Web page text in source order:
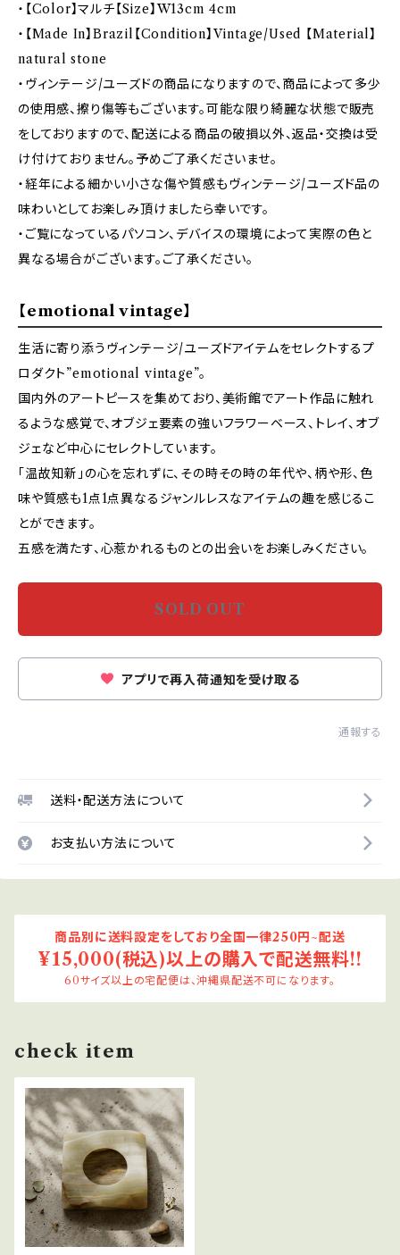
・【Color】マルチ【Size】W13cm 4cm
・【Made In】Brazil【Condition】Vintage/Used 【Material】
natural stone
・ヴィンテージ/ユーズドの商品になりますので、商品によって多少
の使用感、擦り傷等もございます。可能な限り綺麗な状態で販売
をしておりますので、配送による商品の破損以外、返品・交換は受
け付けておりません。予めご了承くださいませ。
・経年による細かい小さな傷や質感もヴィンテージ/ユーズド品の
味わいとしてお楽しみ頂けましたら幸いです。
・ご覧になっているパソコン、デバイスの環境によって実際の色と
異なる場合がございます。ご了承ください。
【emotional vintage】
生活に寄り添うヴィンテージ/ユーズドアイテムをセレクトするプ
ロダクト”emotional vintage”。
国内外のアートピースを集めており、美術館でアート作品に触れ
るような感覚で、オブジェ要素の強いフラワーベース、トレイ、オブ
ジェなど中心にセレクトしています。
「温故知新」の心を忘れずに、その時その時の年代や、柄や形、色
味や質感も1点1点異なるジャンルレスなアイテムの趣を感じるこ
とができます。
五感を満たす、心惹かれるものとの出会いをお楽しみください。
SOLD OUT
アプリで再入荷通知を受け取る
通報する
送料・配送方法について
お支払い方法について
商品別に送料設定をしており全国一律250円~配送
¥15,000(税込)以上の購入で配送無料!!
60サイズ以上の宅配便は、沖縄県配送不可になります。
check item